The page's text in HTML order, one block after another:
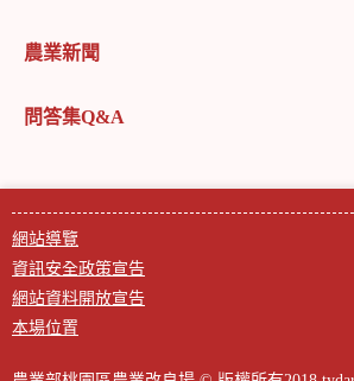
農業新聞
問答集Q&A
網站導覽
資訊安全政策宣告
網站資料開放宣告
本場位置